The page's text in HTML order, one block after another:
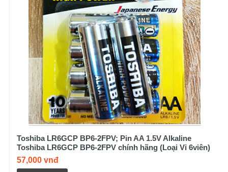
Toshiba LR6GCP BP6-2FPV; Pin AA 1.5V Alkaline
Toshiba LR6GCP BP6-2FPV chính hãng (Loại Vỉ 6viên)
57,000 vnđ